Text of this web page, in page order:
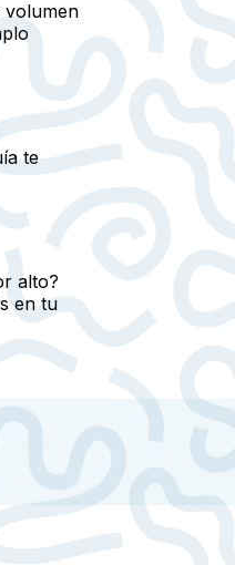
volumen
te
alto?
en tu